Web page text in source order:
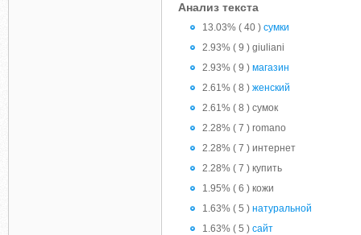
Анализ текста
13.03% ( 40 ) сумки
2.93% ( 9 ) giuliani
2.93% ( 9 ) магазин
2.61% ( 8 ) женский
2.61% ( 8 ) сумок
2.28% ( 7 ) romano
2.28% ( 7 ) интернет
2.28% ( 7 ) купить
1.95% ( 6 ) кожи
1.63% ( 5 ) натуральной
1.63% ( 5 ) сайт